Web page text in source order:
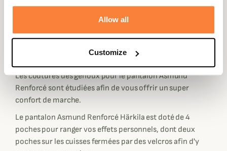
Allow all
Customize
Wax Finish imprégnant le tissu d'une légère couche de
cire protectrice et déperlante contre les petites pluies.
Le pantalon Asmund Renforcé est doté de renforts sur le
Les coutures des genoux pour le pantalon Asmund
Renforcé sont étudiées afin de vous offrir un super
confort de marche.
Le pantalon Asmund Renforcé Härkila est doté de 4
poches pour ranger vos effets personnels, dont deux
poches sur les cuisses fermées par des velcros afin d'y